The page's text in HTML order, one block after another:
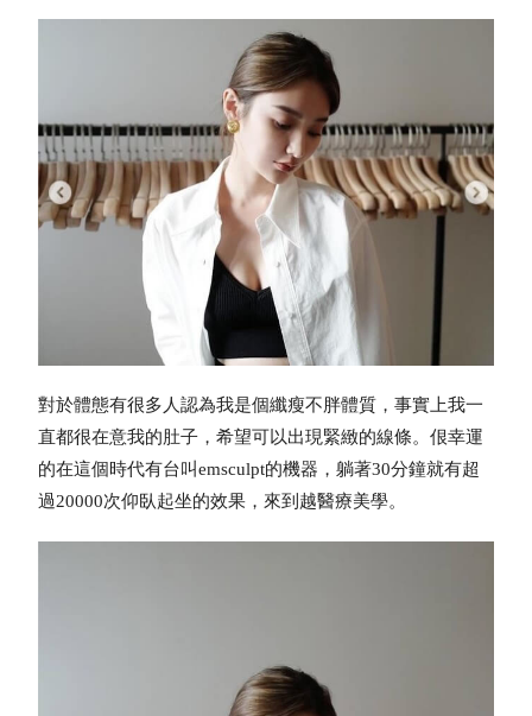
對於體態有很多人認為我是個纖瘦不胖體質，事實上我一
直都很在意我的肚子，希望可以出現緊緻的線條。佷幸運
的在這個時代有台叫emsculpt的機器，躺著30分鐘就有超
過20000次仰臥起坐的效果，來到越醫療美學。